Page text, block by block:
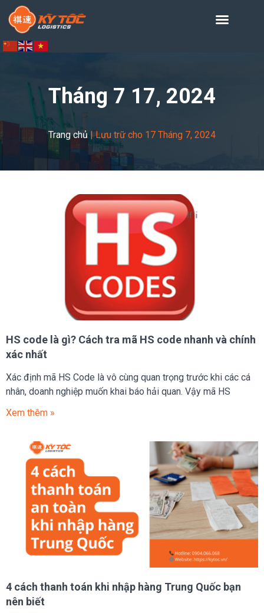
Tháng 7 17, 2024
Trang chủ|Lưu trữ cho 17 Tháng 7, 2024
HS code là gì? Cách tra mã HS code nhanh và chính
xác nhất
Xác định mã HS Code là vô cùng quan trọng trước khi các cá
nhân, doanh nghiệp muốn khai báo hải quan. Vậy mã HS
Xem thêm »
4 cách thanh toán khi nhập hàng Trung Quốc bạn
nên biết